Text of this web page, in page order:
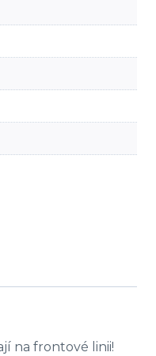
na frontové linii!